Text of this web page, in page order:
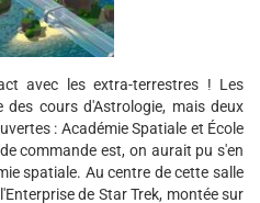
avec les extra-terrestres ! Les
cours d'Astrologie, mais deux
: Académie Spatiale et École
commande est, on aurait pu s'en
spatiale. Au centre de cette salle
de Star Trek, montée sur